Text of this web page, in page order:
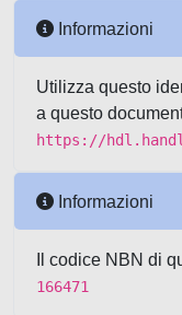
Informazioni
Utilizza questo
a questo
https://
Informazioni
Il codice NBN di
166471